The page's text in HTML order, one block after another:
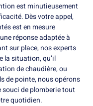
est minutieusement
Dès votre appel,
est en mesure
réponse adaptée à
sur place, nos experts
la situation, qu’il
de chaudière, ou
de pointe, nous opérons
de plomberie tout
quotidien.